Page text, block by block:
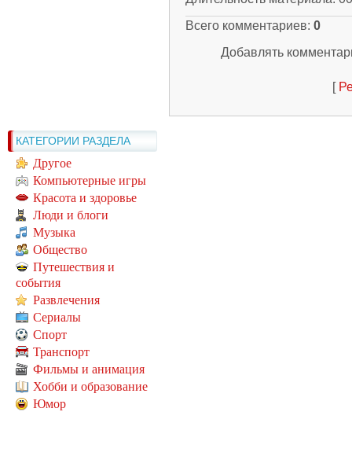
КАТЕГОРИИ РАЗДЕЛА
Другое
Компьютерные игры
Красота и здоровье
Люди и блоги
Музыка
Общество
Путешествия и
события
Развлечения
Сериалы
Спорт
Транспорт
Фильмы и анимация
Хобби и образование
Юмор
Всего комментариев: 0
Добавлять
[